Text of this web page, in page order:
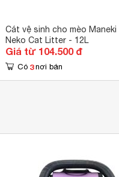
Cát vệ sinh cho mèo Maneki
Neko Cat Litter - 12L
Giá từ 104.500 đ
Có 3 nơi bán